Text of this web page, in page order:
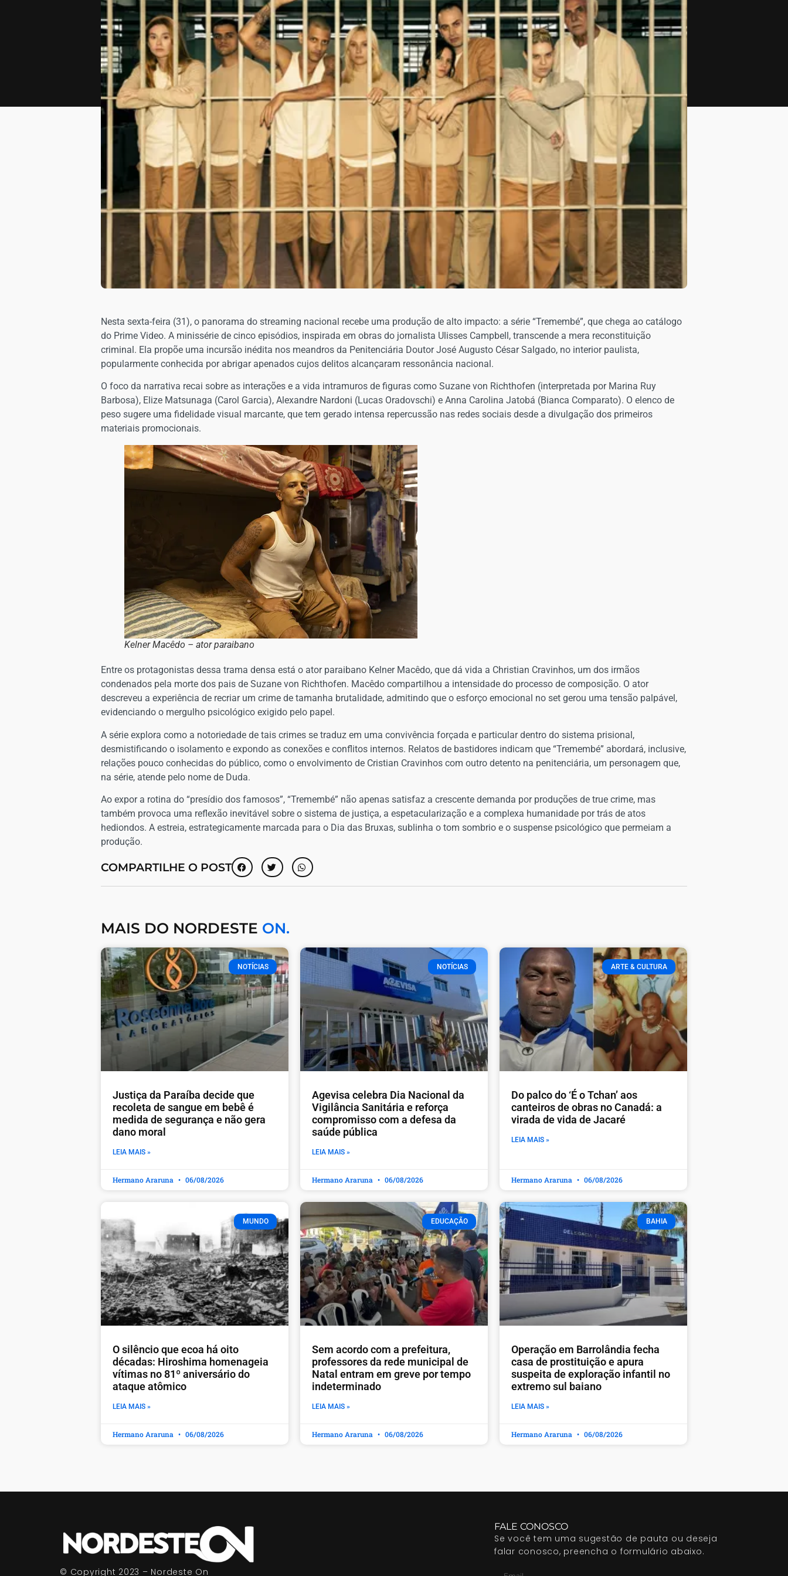
Nesta sexta-feira (31), o panorama do streaming nacional recebe uma produção de alto impacto: a série “Tremembé”, que chega ao catálogo
do Prime Video. A minissérie de cinco episódios, inspirada em obras do jornalista Ulisses Campbell, transcende a mera reconstituição
criminal. Ela propõe uma incursão inédita nos meandros da Penitenciária Doutor José Augusto César Salgado, no interior paulista,
popularmente conhecida por abrigar apenados cujos delitos alcançaram ressonância nacional.
O foco da narrativa recai sobre as interações e a vida intramuros de figuras como Suzane von Richthofen (interpretada por Marina Ruy
Barbosa), Elize Matsunaga (Carol Garcia), Alexandre Nardoni (Lucas Oradovschi) e Anna Carolina Jatobá (Bianca Comparato). O elenco de
peso sugere uma fidelidade visual marcante, que tem gerado intensa repercussão nas redes sociais desde a divulgação dos primeiros
materiais promocionais.
Kelner Macêdo – ator paraibano
Entre os protagonistas dessa trama densa está o ator paraibano Kelner Macêdo, que dá vida a Christian Cravinhos, um dos irmãos
condenados pela morte dos pais de Suzane von Richthofen. Macêdo compartilhou a intensidade do processo de composição. O ator
descreveu a experiência de recriar um crime de tamanha brutalidade, admitindo que o esforço emocional no set gerou uma tensão palpável,
evidenciando o mergulho psicológico exigido pelo papel.
A série explora como a notoriedade de tais crimes se traduz em uma convivência forçada e particular dentro do sistema prisional,
desmistificando o isolamento e expondo as conexões e conflitos internos. Relatos de bastidores indicam que “Tremembé” abordará, inclusive,
relações pouco conhecidas do público, como o envolvimento de Cristian Cravinhos com outro detento na penitenciária, um personagem que,
na série, atende pelo nome de Duda.
Ao expor a rotina do “presídio dos famosos”, “Tremembé” não apenas satisfaz a crescente demanda por produções de true crime, mas
também provoca uma reflexão inevitável sobre o sistema de justiça, a espetacularização e a complexa humanidade por trás de atos
hediondos. A estreia, estrategicamente marcada para o Dia das Bruxas, sublinha o tom sombrio e o suspense psicológico que permeiam a
produção.
COMPARTILHE O POST
MAIS DO NORDESTE ON.
NOTÍCIAS
Justiça da Paraíba decide que
recoleta de sangue em bebê é
medida de segurança e não gera
dano moral
LEIA MAIS »
Hermano Araruna 06/08/2026
NOTÍCIAS
Agevisa celebra Dia Nacional da
Vigilância Sanitária e reforça
compromisso com a defesa da
saúde pública
LEIA MAIS »
Hermano Araruna 06/08/2026
ARTE & CULTURA
Do palco do ‘É o Tchan’ aos
canteiros de obras no Canadá: a
virada de vida de Jacaré
LEIA MAIS »
Hermano Araruna 06/08/2026
MUNDO
O silêncio que ecoa há oito
décadas: Hiroshima homenageia
vítimas no 81º aniversário do
ataque atômico
LEIA MAIS »
Hermano Araruna 06/08/2026
EDUCAÇÃO
​Sem acordo com a prefeitura,
professores da rede municipal de
Natal entram em greve por tempo
indeterminado
LEIA MAIS »
Hermano Araruna 06/08/2026
BAHIA
Operação em Barrolândia fecha
casa de prostituição e apura
suspeita de exploração infantil no
extremo sul baiano
LEIA MAIS »
Hermano Araruna 06/08/2026
© Copyright 2023 – Nordeste On
FALE CONOSCO
Se você tem uma sugestão de pauta ou deseja
falar conosco, preencha o formulário abaixo.